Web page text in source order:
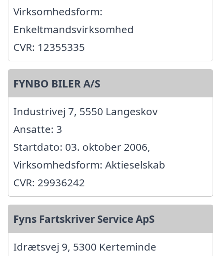
Virksomhedsform:
Enkeltmandsvirksomhed
CVR: 12355335
FYNBO BILER A/S
Industrivej 7, 5550 Langeskov
Ansatte: 3
Startdato: 03. oktober 2006,
Virksomhedsform: Aktieselskab
CVR: 29936242
Fyns Fartskriver Service ApS
Idrætsvej 9, 5300 Kerteminde